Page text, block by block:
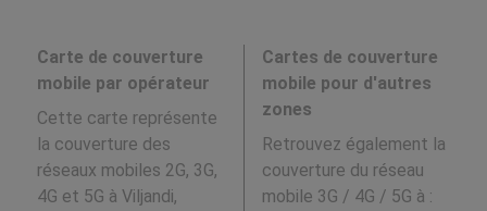
Carte de couverture
mobile par opérateur
Cette carte représente
la couverture des
réseaux mobiles 2G, 3G,
4G et 5G à Viljandi,
Cartes de couverture
mobile pour d'autres
zones
Retrouvez également la
couverture du réseau
mobile 3G / 4G / 5G à :